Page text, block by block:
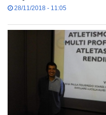
28/11/2018 - 11:05